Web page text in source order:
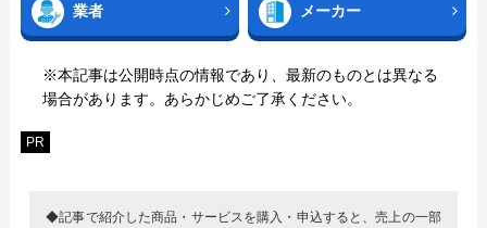
業者 メーカー
※本記事は公開時点の情報であり、最新のものとは異なる
場合があります。あらかじめご了承ください。
PR
◆記事で紹介した商品・サービスを購入・申込すると、売上の一部